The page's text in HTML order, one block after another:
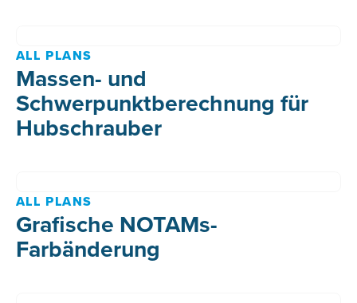
ALL PLANS
Massen- und
Schwerpunktberechnung für
Hubschrauber
ALL PLANS
Grafische NOTAMs-
Farbänderung